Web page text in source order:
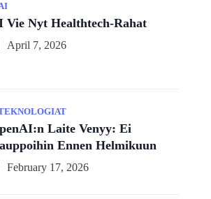
Vie Nyt Healthtech-Rahat
April 7, 2026
Laite Venyy: Ei
Ennen Helmikuun
February 17, 2026